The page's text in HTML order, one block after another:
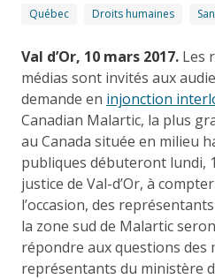
Québec Droits humaines
Val d’Or, 10 mars 2017. Les
médias sont invités aux
demande en injonction
Canadian Malartic, la plus
au Canada située en milieu
publiques débuteront lundi,
justice de Val-d’Or, à
l’occasion, des
la zone sud de Malartic
répondre aux questions des
représentants du ministère